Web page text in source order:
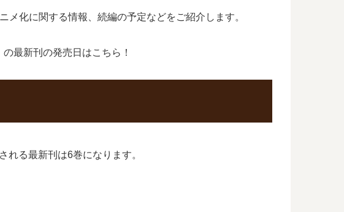
化に関する情報、続編の予定などをご紹介します。
最新刊の発売日はこちら！
れる最新刊は6巻になります。